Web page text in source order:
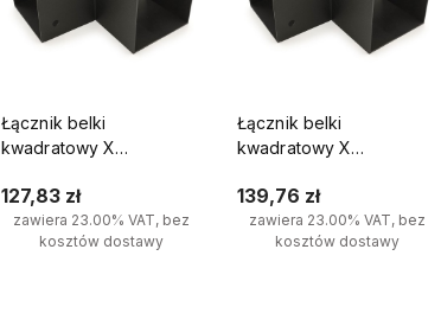
Łącznik belki
kwadratowy X
kantówek 4 końce
127,83 zł
zawiera 23.00% VAT, bez
kosztów dostawy
Łącznik belki
kwadratowy X
kantówek 4 końce
139,76 zł
zawiera 23.00% VAT, bez
kosztów dostawy